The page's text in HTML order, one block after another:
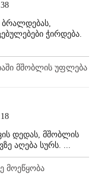
ჭირდება.
მშობლის უფლება
დედას, მშობლის
აღება სურს. ...
მოეწყობა